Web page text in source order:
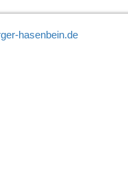
hasenbein.de